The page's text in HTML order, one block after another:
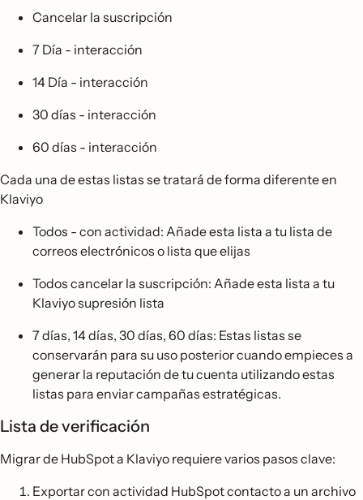
Cancelar la suscripción
7 Día - interacción
14 Día - interacción
30 días - interacción
60 días - interacción
Cada una de estas listas se tratará de forma diferente en
Klaviyo
Todos - con actividad: Añade esta lista a tu lista de
correos electrónicos o lista que elijas
Todos cancelar la suscripción: Añade esta lista a tu
Klaviyo supresión lista
7 días, 14 días, 30 días, 60 días: Estas listas se
conservarán para su uso posterior cuando empieces a
generar la reputación de tu cuenta utilizando estas
listas para enviar campañas estratégicas.
Lista de verificación
Migrar de HubSpot a Klaviyo requiere varios pasos clave:
Exportar con actividad HubSpot contacto a un archivo